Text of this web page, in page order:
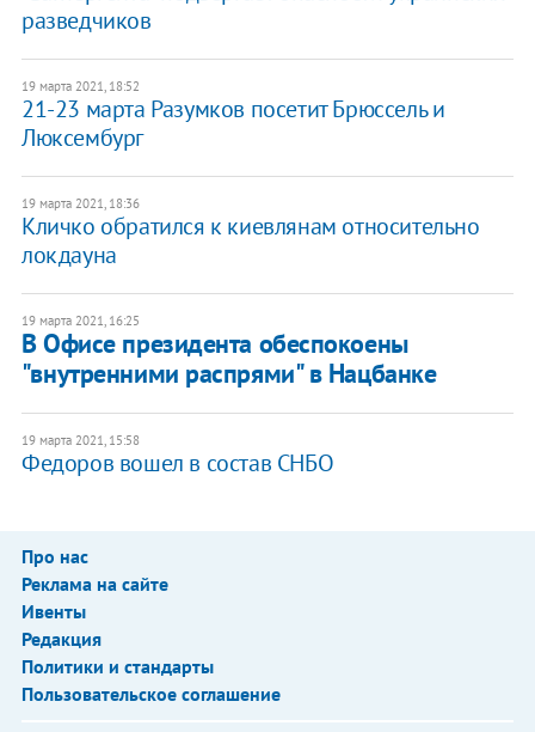
разведчиков
19 марта 2021, 18:52
21-23 марта Разумков посетит Брюссель и
Люксембург
19 марта 2021, 18:36
Кличко обратился к киевлянам относительно
локдауна
19 марта 2021, 16:25
В Офисе президента обеспокоены
"внутренними распрями" в Нацбанке
19 марта 2021, 15:58
Федоров вошел в состав СНБО
Про нас
Реклама на сайте
Ивенты
Редакция
Политики и стандарты
Пользовательское соглашение